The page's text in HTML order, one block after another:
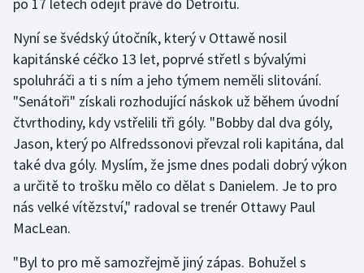
Stolní tenis
Triatlon
Veslování
Vodní slalom
Volejbal
Ostatní
po 17 letech odejít právě do Detroitu.
Nyní se švédský útočník, který v Ottawě nosil
kapitánské céčko 13 let, poprvé střetl s bývalými
spoluhráči a ti s ním a jeho týmem neměli slitování.
"Senátoři" získali rozhodující náskok už během úvodní
čtvrthodiny, kdy vstřelili tři góly. "Bobby dal dva góly,
Jason, který po Alfredssonovi převzal roli kapitána, dal
také dva góly. Myslím, že jsme dnes podali dobrý výkon
a určitě to trošku mělo co dělat s Danielem. Je to pro
nás velké vítězství," radoval se trenér Ottawy Paul
MacLean.
"Byl to pro mě samozřejmě jiný zápas. Bohužel s